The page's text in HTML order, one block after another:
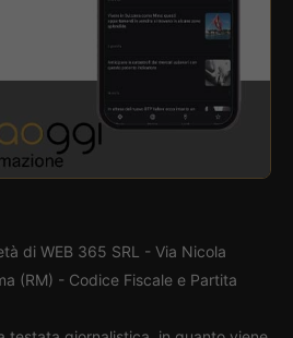
di WEB 365 SRL - Via Nicola
(RM) - Codice Fiscale e Partita